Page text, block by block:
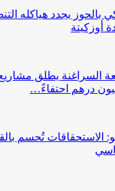
بالحوز يجدد هياكله
أوزكيتة
السراغنة يطلق مشاريع
الاستحقاقات تُحسم